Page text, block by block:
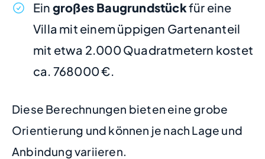
Ein großes Baugrundstückfür eine
Villa mit einem üppigen Gartenanteil
mit etwa 2.000 Quadratmetern kostet
ca. 768000 €.
Diese Berechnungen bieten eine grobe
Orientierung und können je nach Lage und
Anbindung variieren.